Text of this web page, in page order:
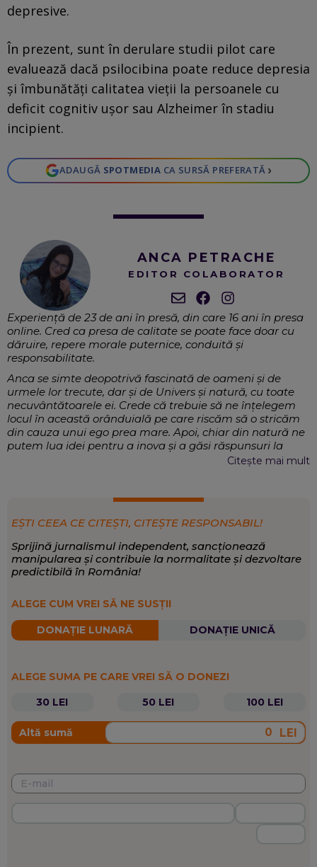
depresive.
În prezent, sunt în derulare studii pilot care
evaluează dacă psilocibina poate reduce depresia
și îmbunătăți calitatea vieții la persoanele cu
deficit cognitiv ușor sau Alzheimer în stadiu
incipient.
ADAUGĂ SPOTMEDIA CA SURSĂ PREFERATĂ ›
ANCA PETRACHE
EDITOR COLABORATOR
Experiență de 23 de ani în presă, din care 16 ani în presa
online. Cred ca presa de calitate se poate face doar cu
dăruire, repere morale puternice, conduită și
responsabilitate.
Anca se simte deopotrivă fascinată de oameni și de
urmele lor trecute, dar și de Univers și natură, cu toate
necuvântătoarele ei. Crede că trebuie să ne înțelegem
locul în această orânduială pe care riscăm să o stricăm
din cauza unui ego prea mare. Apoi, chiar din natură ne
putem lua idei pentru a inova și a găsi răspunsuri la
multe întrebări. Este interesată de inovație și tehnică, de
EXPERTIZĂ:Externe, Magazin, Sănătate, Mediu, Știință
SCRIE DESPRE: Magazin și știință Sănătate Timp liber
Citește mai mult
EȘTI CEEA CE CITEȘTI, CITEȘTE RESPONSABIL!
Sprijină jurnalismul independent, sancționează
manipularea și contribuie la normalitate și dezvoltare
predictibilă în România!
ALEGE CUM VREI SĂ NE SUSȚII
DONAȚIE LUNARĂ DONAȚIE UNICĂ
ALEGE SUMA PE CARE VREI SĂ O DONEZI
30 LEI
50 LEI 100 LEI
Altă sumă LEI